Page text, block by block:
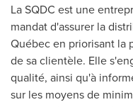
La SQDC est une
mandat d'assurer la
Québec en priorisant la
de sa clientèle. Elle
qualité, ainsi qu'à
sur les moyens de